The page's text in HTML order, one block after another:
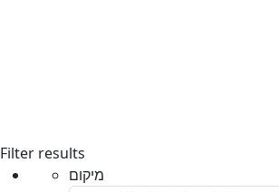
Filter results
מיקום